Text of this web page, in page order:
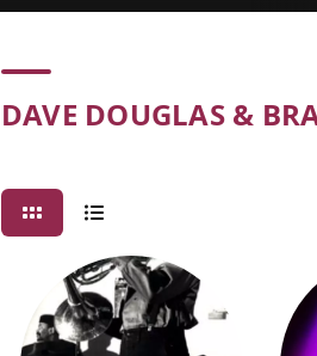
Concert
DAVE DOUGLAS &